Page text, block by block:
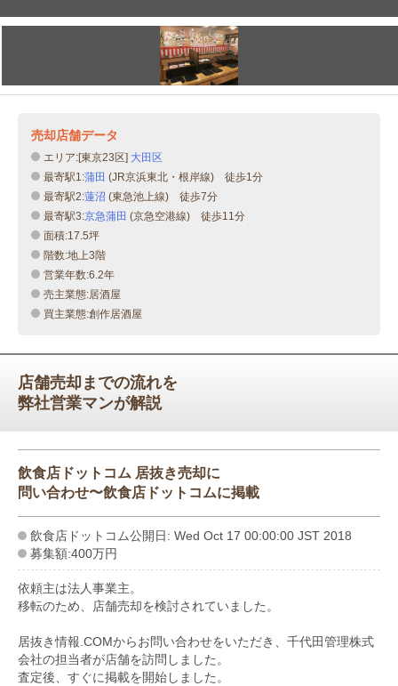
売却店舗データ
エリア:[東京23区] 大田区
最寄駅1:蒲田 (JR京浜東北・根岸線) 徒歩1分
最寄駅2:蓮沼 (東急池上線) 徒歩7分
最寄駅3:京急蒲田 (京急空港線) 徒歩11分
面積:17.5坪
階数:地上3階
営業年数:6.2年
売主業態:居酒屋
買主業態:創作居酒屋
店舗売却までの流れを
弊社営業マンが解説
飲食店ドットコム 居抜き売却に
問い合わせ〜飲食店ドットコムに掲載
飲食店ドットコム公開日: Wed Oct 17 00:00:00 JST 2018
募集額:400万円
依頼主は法人事業主。
移転のため、店舗売却を検討されていました。
居抜き情報.COMからお問い合わせをいただき、千代田管理株式
会社の担当者が店舗を訪問しました。
査定後、すぐに掲載を開始しました。